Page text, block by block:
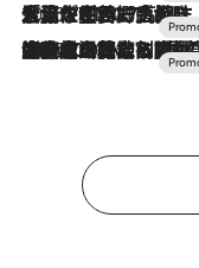
2026.7.17
「土佐和ハーブかき氷」がOMO7高知に登場！生姜、山椒、大葉など目にも舌にも涼を呼ぶ郷土の味
2026.7.10
NEW OPEN！【界 草津】名湯の地に誕生。趣の異なる2種の温泉と上州ならではの会席・蕎麦割烹など美食を味わう究極の癒やし旅